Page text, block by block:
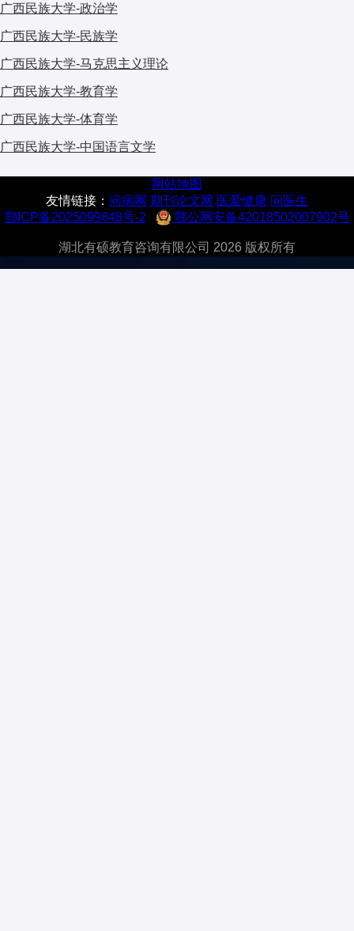
广西民族大学-政治学
广西民族大学-民族学
广西民族大学-马克思主义理论
广西民族大学-教育学
广西民族大学-体育学
广西民族大学-中国语言文学
网站地图
友情链接： 问病网 期刊论文网 医爱健康 问医生
鄂ICP备2025099848号-2
鄂公网安备42018502007902号
湖北有硕教育咨询有限公司 2026 版权所有